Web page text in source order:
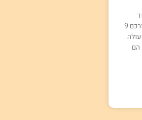
בהישג יד. בדיוק בשביל הרגעים האלו ריכזנו עבורכם 9
הם